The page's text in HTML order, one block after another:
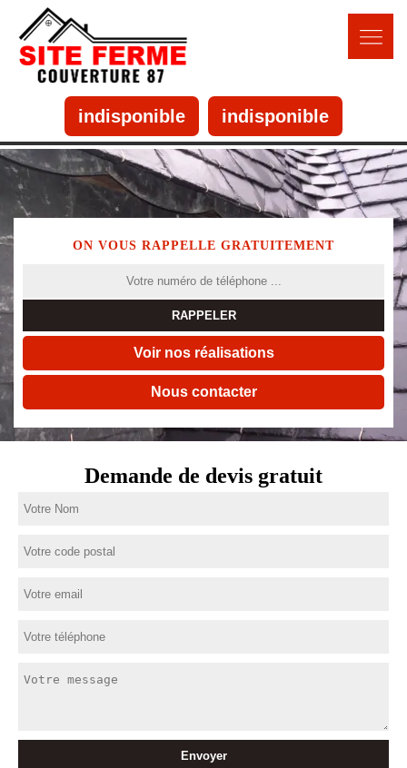
indisponible indisponible
ON VOUS RAPPELLE GRATUITEMENT
Voir nos réalisations
Nous contacter
Demande de devis gratuit